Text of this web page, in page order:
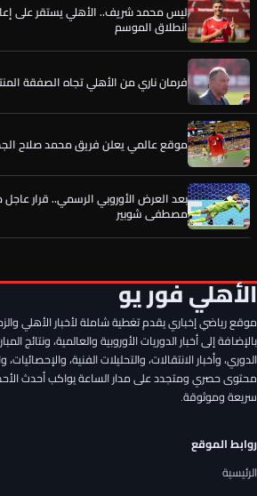
ليس محمد شريف.. الأهلي يستقر على
انطلاق الموسم
فرمان ناري من الأهلي تجاه الصفقة
موقع عالمي يعلن فريق محمد صلاح
بعد العرض الأوروبي الرسمي.. قرار عاجل
مصطفى شوبير
عن عمر الساعي.. أول رد فعل من المصري
الحسين عموتة
ليس محمد شريف.. الأهلي يستقر على
انطلاق الموسم
الأهلي فور يو
موقع رياضي إخباري يقدم تغطية شاملة لأخبار الأهلي
بالإضافة إلى أخبار الدوريات الأوروبية والعالمية، ونتائج
الدوري، وأخبار الانتقالات، والتحليلات الفنية،
محتوى حصري ومتجدد على مدار الساعة يواكب أحدث
سريعة وموثوقة.
روابط الموقع
الرئيسية